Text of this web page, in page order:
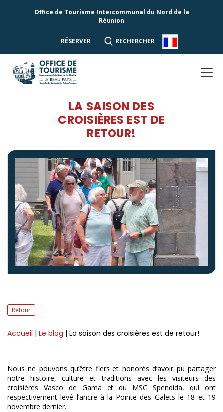
Office de Tourisme Intercommunal du Nord de la
Réunion
RÉSERVER RECHERCHER
LA SAISON DES
CROISIÈRES EST DE
RETOUR!
Retour
Accueil | Le blog | La saison des croisières est de retour!
Nous ne pouvons qu’être fiers et honorés d’avoir pu partager
notre histoire, culture et traditions avec les visiteurs des
croisières Vasco de Gama et du MSC Spendida, qui ont
respectivement levé l’ancre à la Pointe des Galets le 18 et 19
novembre dernier.